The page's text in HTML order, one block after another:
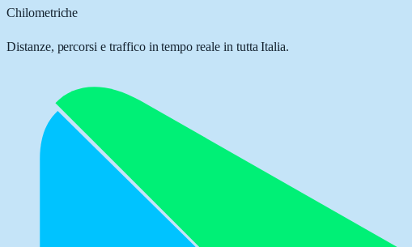
Chilometriche
Distanze, percorsi e traffico in tempo reale in tutta Italia.